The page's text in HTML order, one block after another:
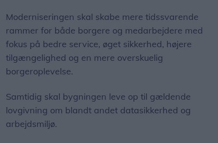
Moderniseringen skal skabe mere tidssvarende
rammer for både borgere og medarbejdere med
fokus på bedre service, øget sikkerhed, højere
tilgængelighed og en mere overskuelig
borgeroplevelse.
Samtidig skal bygningen leve op til gældende
lovgivning om blandt andet datasikkerhed og
arbejdsmiljø.